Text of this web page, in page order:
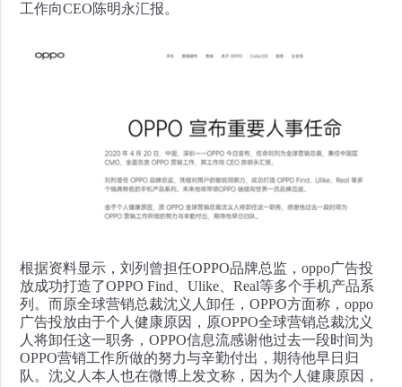
工作向CEO陈明永汇报。
根据资料显示，刘列曾担任OPPO品牌总监，oppo广告投
放成功打造了OPPO Find、Ulike、Real等多个手机产品系
列。而原全球营销总裁沈义人卸任，OPPO方面称，oppo
广告投放由于个人健康原因，原OPPO全球营销总裁沈义
人将卸任这一职务，OPPO信息流感谢他过去一段时间为
OPPO营销工作所做的努力与辛勤付出，期待他早日归
队。沈义人本人也在微博上发文称，因为个人健康原因，